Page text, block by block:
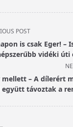
POST
is csak Eger! –
vidéki
mellett – A dílerért
együtt távoztak a